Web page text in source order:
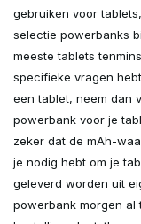
gebruiken voor
selectie powerbanks
meeste tablets
specifieke vragen
een tablet, neem dan
powerbank voor je
zeker dat de mAh-
je nodig hebt om je
geleverd worden uit
powerbank morgen al